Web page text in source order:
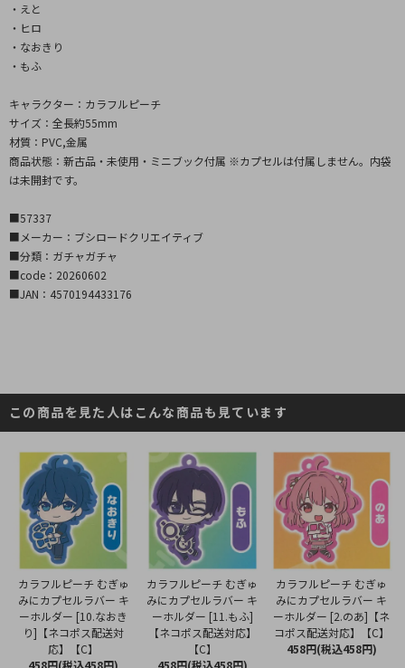
・えと
・ヒロ
・なおきり
・もふ
キャラクター：カラフルピーチ
サイズ：全長約55mm
材質：PVC,金属
商品状態：新古品・未使用・ミニブック付属 ※カプセルは付属しません。内袋
は未開封です。
■57337
■メーカー：ブシロードクリエイティブ
■分類：ガチャガチャ
■code：20260602
■JAN：4570194433176
この商品を見た人はこんな商品も見ています
カラフルピーチ むぎゅ
みにカプセルラバー キ
ーホルダー [10.なおき
り]【ネコポス配送対
応】【C】
カラフルピーチ むぎゅ
みにカプセルラバー キ
ーホルダー [11.もふ]
【ネコポス配送対応】
【C】
458円(税込458円)
カラフルピーチ むぎゅ
みにカプセルラバー キ
ーホルダー [2.のあ]【ネ
コポス配送対応】【C】
458円(税込458円)